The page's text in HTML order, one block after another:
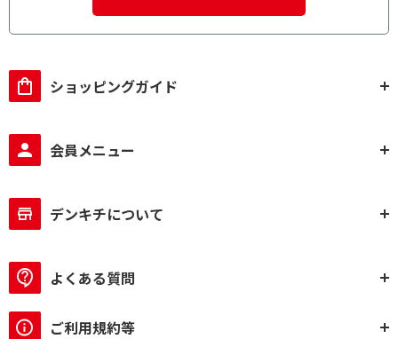
ショッピングガイド
会員メニュー
デンキチについて
よくある質問
ご利用規約等